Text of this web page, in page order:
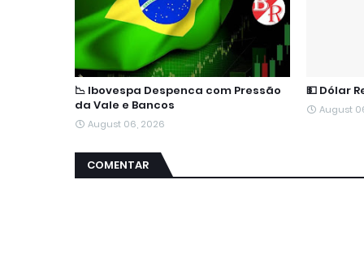
📉 Ibovespa Despenca com Pressão
da Vale e Bancos
August 06, 2026
💵 Dólar
August
COMENTAR